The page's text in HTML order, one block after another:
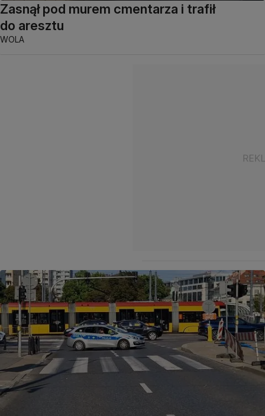
Zasnął pod murem cmentarza i trafił
do aresztu
WOLA